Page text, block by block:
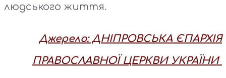
людського життя.
Джерело: ДНІПРОВСЬКА ЄПАРХІЯ
ПРАВОСЛАВНОЇ ЦЕРКВИ УКРАЇНИ